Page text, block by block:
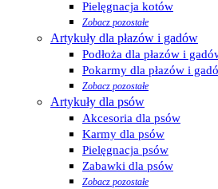
Pielęgnacja kotów
Zobacz pozostałe
Artykuły dla płazów i gadów
Podłoża dla płazów i
Pokarmy dla płazów i
Zobacz pozostałe
Artykuły dla psów
Akcesoria dla psów
Karmy dla psów
Pielęgnacja psów
Zabawki dla psów
Zobacz pozostałe